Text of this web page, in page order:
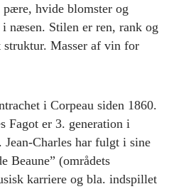
hvide blomster og
næsen. Stilen er ren, rank og
Masser af vin for
i Corpeau siden 1860.
Fagot er 3. generation i
Charles har fulgt i sine
Beaune” (områdets
karriere og bla. indspillet